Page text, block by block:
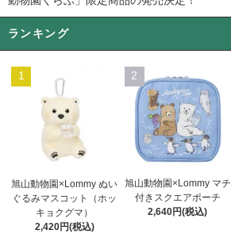
ランキング
1
旭山動物園×Lommy ぬい
ぐるみマスコット（ホッ
キョクグマ）
2,420円(税込)
2
旭山動物園×Lommy マチ
付きスクエアポーチ
2,640円(税込)